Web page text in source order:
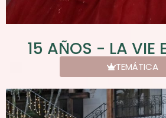
15 AÑOS - LA VIE
TEMÁTICA